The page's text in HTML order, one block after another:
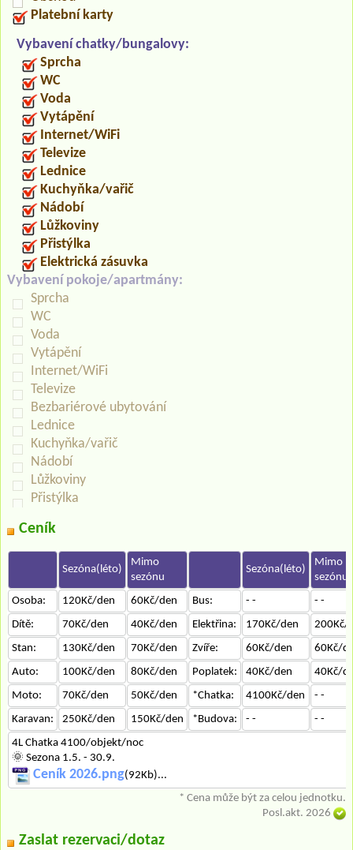
Platební karty
Vybavení chatky/bungalovy:
Sprcha
WC
Voda
Vytápění
Internet/WiFi
Televize
Lednice
Kuchyňka/vařič
Nádobí
Lůžkoviny
Přistýlka
Elektrická zásuvka
Vybavení pokoje/apartmány:
Sprcha
WC
Voda
Vytápění
Internet/WiFi
Televize
Bezbariérové ubytování
Lednice
Kuchyňka/vařič
Nádobí
Lůžkoviny
Přistýlka
Ceník
Sezóna(léto)
Mimo
sezónu
Sezóna(léto)
Mimo
sezónu
Osoba:
120Kč/den 60Kč/den Bus: - -
- -
Dítě:
70Kč/den 40Kč/den Elektřina: 170Kč/den
200Kč/
Stan:
130Kč/den 70Kč/den Zvíře: 60Kč/den
60Kč/
Auto:
100Kč/den 80Kč/den Poplatek: 40Kč/den
40Kč/
Moto:
70Kč/den 50Kč/den *Chatka: 4100Kč/den
- -
Karavan:
250Kč/den 150Kč/den *Budova: - -
- -
4L Chatka 4100/objekt/noc
🌞 Sezona 1.5. - 30.9.
Ceník 2026.png(92Kb)...
* Cena může být za celou jednotku.
Posl.akt. 2026
Zaslat rezervaci/dotaz